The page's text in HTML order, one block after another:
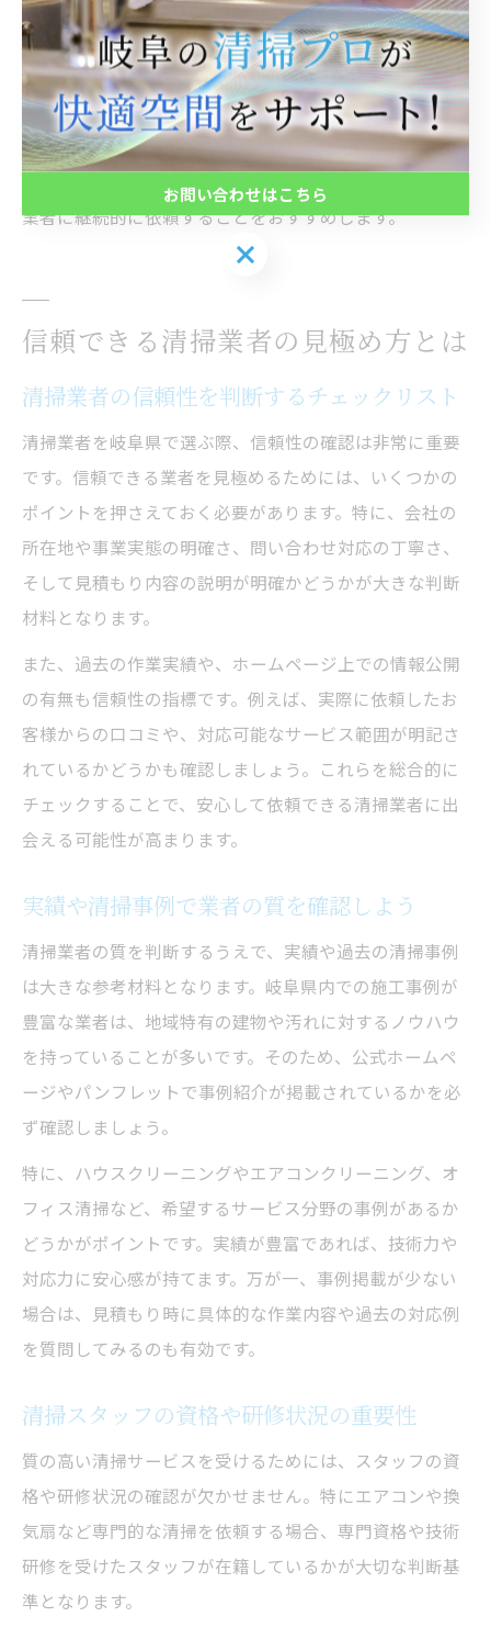
者からは「定期的にプロに依頼することで、アレルギー
症状が軽減した」といった声もあります。
ただし、プロの清掃でも事前に注意事項を確認し、貴重
品や壊れやすいものは事前に移動しておくと安全です。
安心・安全な環境を維持するためにも、信頼できる清掃
業者に継続的に依頼することをおすすめします。
信頼できる清掃業者の見極め方とは
清掃業者の信頼性を判断するチェックリスト
清掃業者を岐阜県で選ぶ際、信頼性の確認は非常に重要
です。信頼できる業者を見極めるためには、いくつかの
ポイントを押さえておく必要があります。特に、会社の
所在地や事業実態の明確さ、問い合わせ対応の丁寧さ、
そして見積もり内容の説明が明確かどうかが大きな判断
材料となります。
また、過去の作業実績や、ホームページ上での情報公開
の有無も信頼性の指標です。例えば、実際に依頼したお
客様からの口コミや、対応可能なサービス範囲が明記さ
れているかどうかも確認しましょう。これらを総合的に
チェックすることで、安心して依頼できる清掃業者に出
会える可能性が高まります。
実績や清掃事例で業者の質を確認しよう
清掃業者の質を判断するうえで、実績や過去の清掃事例
は大きな参考材料となります。岐阜県内での施工事例が
豊富な業者は、地域特有の建物や汚れに対するノウハウ
を持っていることが多いです。そのため、公式ホームペ
ージやパンフレットで事例紹介が掲載されているかを必
ず確認しましょう。
特に、ハウスクリーニングやエアコンクリーニング、オ
フィス清掃など、希望するサービス分野の事例があるか
どうかがポイントです。実績が豊富であれば、技術力や
対応力に安心感が持てます。万が一、事例掲載が少ない
場合は、見積もり時に具体的な作業内容や過去の対応例
を質問してみるのも有効です。
清掃スタッフの資格や研修状況の重要性
質の高い清掃サービスを受けるためには、スタッフの資
格や研修状況の確認が欠かせません。特にエアコンや換
気扇など専門的な清掃を依頼する場合、専門資格や技術
研修を受けたスタッフが在籍しているかが大切な判断基
準となります。
お問い合わせはこちら
お問い合わせはこちら